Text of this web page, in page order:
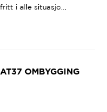
i alle situasjo...
OMBYGGING